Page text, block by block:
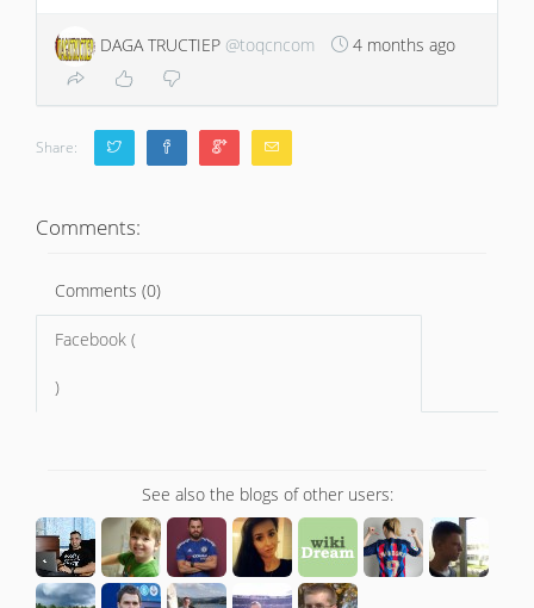
DAGA TRUCTIEP @toqcncom 4 months ago
Share:
Comments:
Comments (0)
Facebook (
)
See also the blogs of other users: